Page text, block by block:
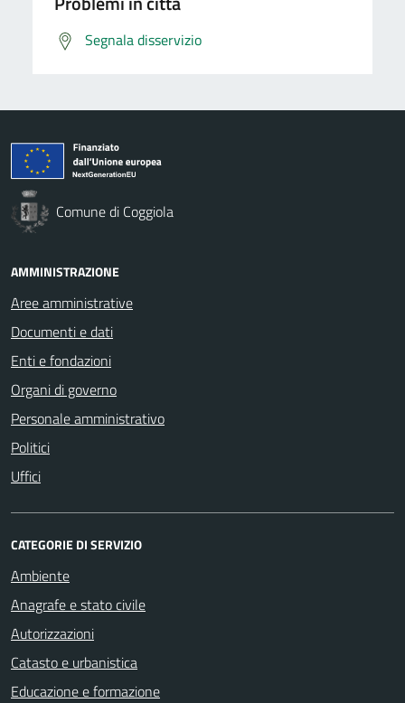
Segnala disservizio
Comune di Coggiola
AMMINISTRAZIONE
Aree amministrative
Documenti e dati
Enti e fondazioni
Organi di governo
Personale amministrativo
Politici
Uffici
CATEGORIE DI SERVIZIO
Ambiente
Anagrafe e stato civile
Autorizzazioni
Catasto e urbanistica
Educazione e formazione